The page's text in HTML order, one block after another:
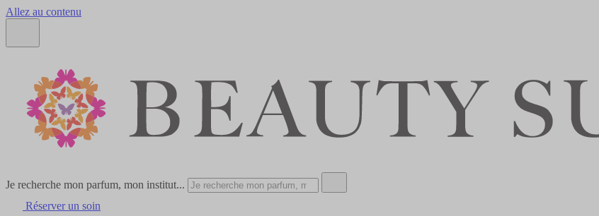
Allez au contenu
Je recherche mon parfum, mon institut...
Réserver un soin